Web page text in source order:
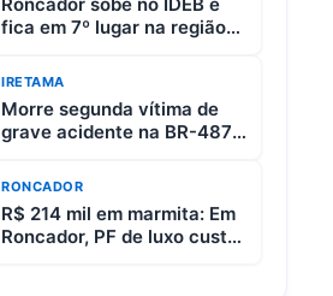
fica em 7º lugar na região
IRETAMA
Morre segunda vítima de
grave acidente na BR-487
RONCADOR
R$ 214 mil em marmita: Em
Roncador, PF de luxo custa